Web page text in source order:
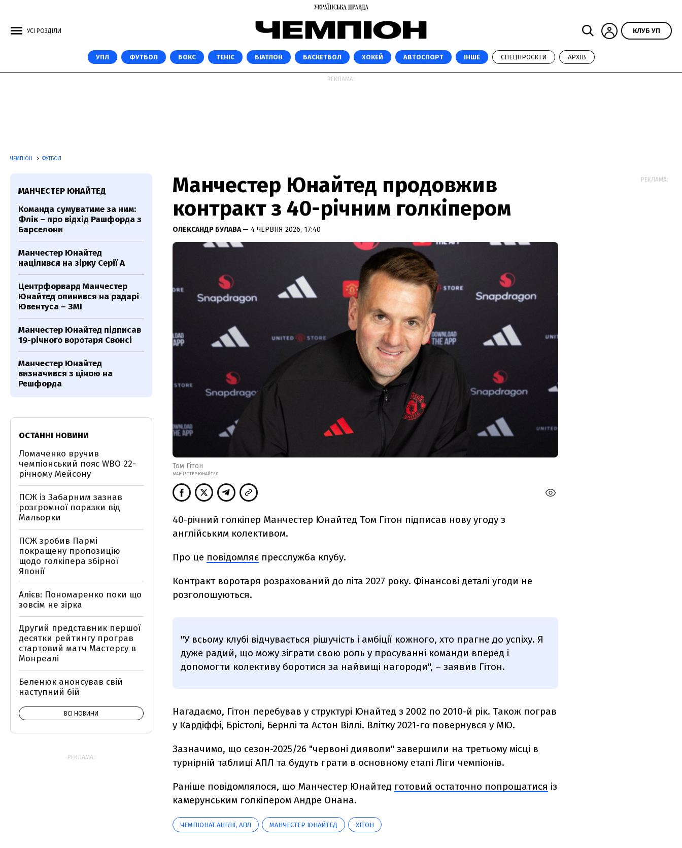
УСІ РОЗДІЛИ КЛУБ УП
УПЛ ФУТБОЛ БОКС ТЕНІС БІАТЛОН БАСКЕТБОЛ ХОКЕЙ АВТОСПОРТ ІНШЕ СПЕЦПРОЄКТИ АРХІВ
РЕКЛАМА:
ЧЕМПІОН ФУТБОЛ
Манчестер Юнайтед продовжив
контракт з 40-річним голкіпером
ОЛЕКСАНДР БУЛАВА— 4 ЧЕРВНЯ 2026, 17:40
Том Гітон
МАНЧЕСТЕР ЮНАЙТЕД
40-річний голкіпер Манчестер Юнайтед Том Гітон підписав нову угоду з
англійським колективом.
Про це повідомляє пресслужба клубу.
Контракт воротаря розрахований до літа 2027 року. Фінансові деталі угоди не
розголошуються.
"У всьому клубі відчувається рішучість і амбіції кожного, хто прагне до успіху. Я
дуже радий, що можу зіграти свою роль у просуванні команди вперед і
допомогти колективу боротися за найвищі нагороди", – заявив Гітон.
Нагадаємо, Гітон перебував у структурі Юнайтед з 2002 по 2010-й рік. Також пограв
у Кардіффі, Брістолі, Бернлі та Астон Віллі. Влітку 2021-го повернувся у МЮ.
Зазначимо, що сезон-2025/26 "червоні дияволи" завершили на третьому місці в
турнірній таблиці АПЛ та будуть грати в основному етапі Ліги чемпіонів.
Раніше повідомлялося, що Манчестер Юнайтед готовий остаточно попрощатися із
камерунським голкіпером Андре Онана.
ЧЕМПІОНАТ АНГЛІЇ, АПЛ МАНЧЕСТЕР ЮНАЙТЕД ХІТОН
МАНЧЕСТЕР ЮНАЙТЕД
Команда сумуватиме за ним:
Флік – про відхід Рашфорда з
Барселони
Манчестер Юнайтед
націлився на зірку Серії А
Центрфорвард Манчестер
Юнайтед опинився на радарі
Ювентуса – ЗМІ
Манчестер Юнайтед підписав
19-річного воротаря Свонсі
Манчестер Юнайтед
визначився з ціною на
Решфорда
ОСТАННІ НОВИНИ
Ломаченко вручив
чемпіонський пояс WBO 22-
річному Мейсону
ПСЖ із Забарним зазнав
розгромної поразки від
Мальорки
ПСЖ зробив Пармі
покращену пропозицію
щодо голкіпера збірної
Японії
Алієв: Пономаренко поки що
зовсім не зірка
Другий представник першої
десятки рейтингу програв
стартовий матч Мастерсу в
Монреалі
Беленюк анонсував свій
наступний бій
ВСІ НОВИНИ
РЕКЛАМА:
РЕКЛАМА: